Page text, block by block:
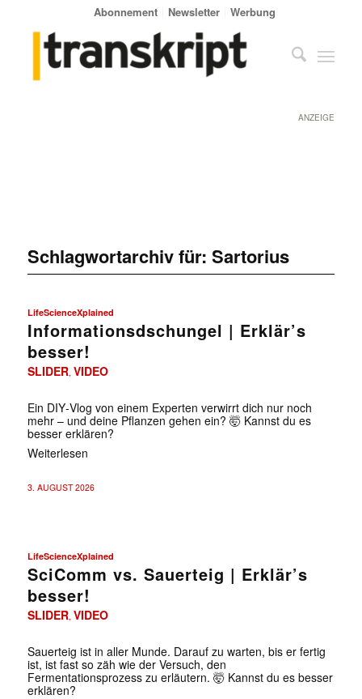
Abonnement Newsletter Werbung
ANZEIGE
Schlagwortarchiv für: Sartorius
LifeScienceXplained
Informationsdschungel | Erklär’s
besser!
SLIDER, VIDEO
Ein DIY‑Vlog von einem Experten verwirrt dich nur noch
mehr – und deine Pflanzen gehen ein? 🤯 Kannst du es
besser erklären?
Weiterlesen
3. AUGUST 2026
LifeScienceXplained
SciComm vs. Sauerteig | Erklär’s
besser!
SLIDER, VIDEO
Sauerteig ist in aller Munde. Darauf zu warten, bis er fertig
ist, ist fast so zäh wie der Versuch, den
Fermentationsprozess zu erläutern. 🤯 Kannst du es besser
erklären?